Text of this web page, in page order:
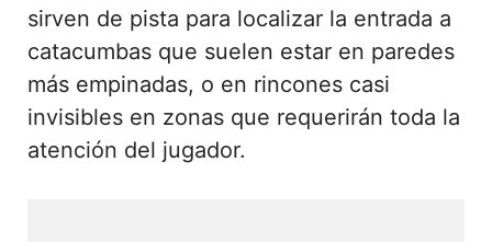
sirven de pista para localizar la entrada a
catacumbas que suelen estar en paredes
más empinadas, o en rincones casi
invisibles en zonas que requerirán toda la
atención del jugador.